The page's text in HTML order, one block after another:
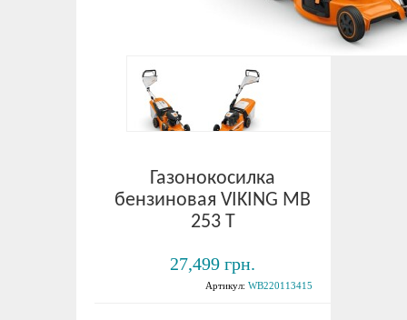
Газонокосилка
бензиновая VIKING MB
253 T
27,499 грн.
Артикул: WB220113415